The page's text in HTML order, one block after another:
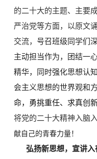
的二十大的主题、主要
严治党等方面，以原文
交流， 号召班级同学们
主动担当作为，团结一
精华，同时强化思想认
会主义思想的世界观和
命，勇挑重任、求真创新
将党的二十大精神入脑
献自己的青春力量！
弘扬新思想，宣讲入